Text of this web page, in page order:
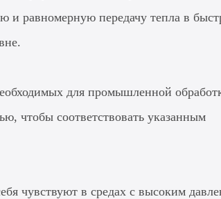
и равномерную передачу тепла в
для промышленной
чтобы соответствовать указанным
чувствуют в средах с высоким